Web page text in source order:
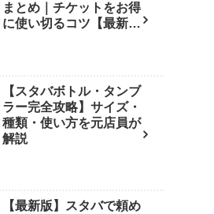
まとめ｜チケットをお得
に使い切るコツ【最新
【スタバボトル・タンブ
ラー完全攻略】サイズ・
種類・使い方を元店員が
解説
【最新版】スタバで頼め